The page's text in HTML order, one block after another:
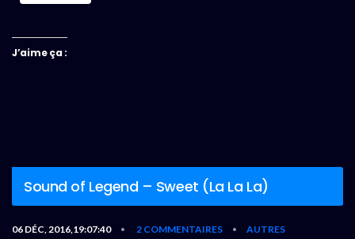
J’aime ça :
Sound of Legend – Sweet (La La La)
06 DÉC, 2016,19:07:40 • 2 COMMENTAIRES • AUTRES